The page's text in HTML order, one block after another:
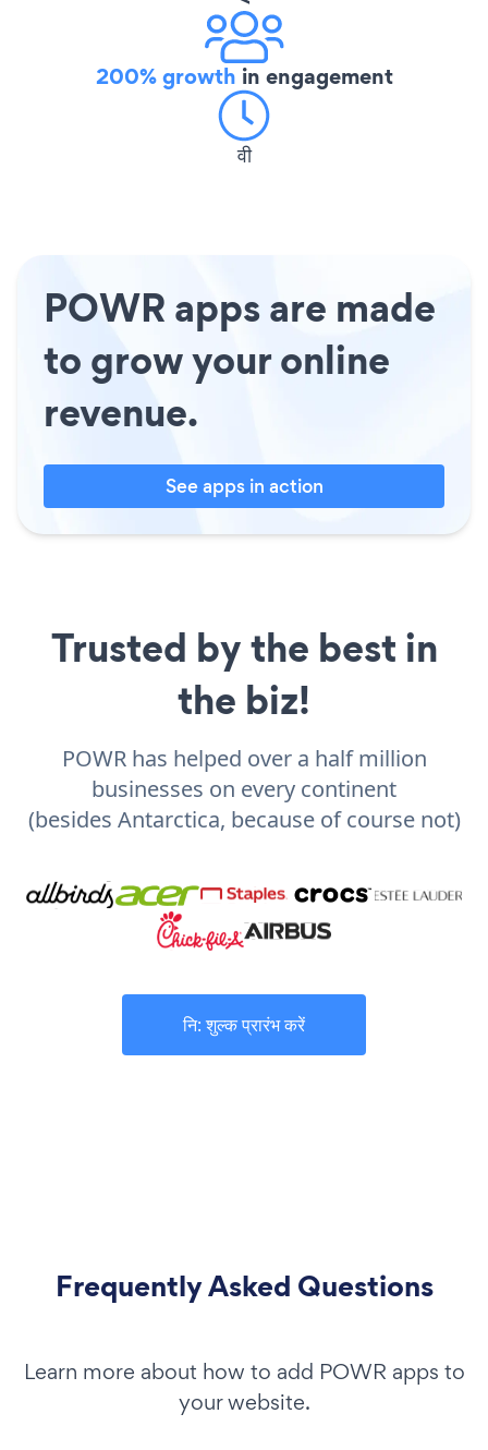
200% growth in engagement
वी
POWR apps are made
to grow your online
revenue.
See apps in action
Trusted by the best in
the biz!
POWR has helped over a half million
businesses on every continent
(besides Antarctica, because of course not)
नि: शुल्क प्रारंभ करें
Frequently Asked Questions
Learn more about how to add POWR apps to
your website.